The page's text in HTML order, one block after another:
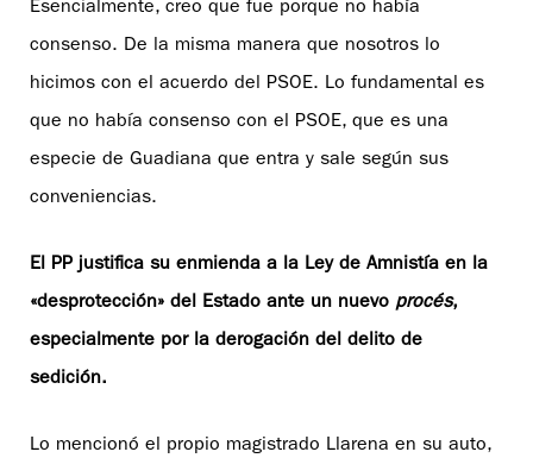
Esencialmente, creo que fue porque no había
consenso. De la misma manera que nosotros lo
hicimos con el acuerdo del PSOE. Lo fundamental es
que no había consenso con el PSOE, que es una
especie de Guadiana que entra y sale según sus
conveniencias.
El PP justifica su enmienda a la Ley de Amnistía en la
«desprotección» del Estado ante un nuevo procés,
especialmente por la derogación del delito de
sedición.
Lo mencionó el propio magistrado Llarena en su auto,